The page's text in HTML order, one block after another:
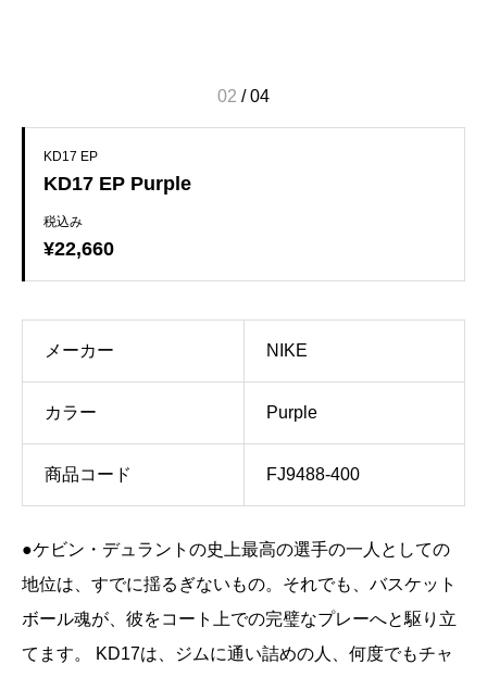
02 /04
KD17 EP
KD17 EP Purple
税込み
¥22,660
メーカー NIKE
カラー Purple
商品コード FJ9488-400
●ケビン・デュラントの史上最高の選手の一人としての
地位は、すでに揺るぎないもの。それでも、バスケット
ボール魂が、彼をコート上での完璧なプレーへと駆り立
てます。 KD17は、ジムに通い詰めの人、何度でもチャ